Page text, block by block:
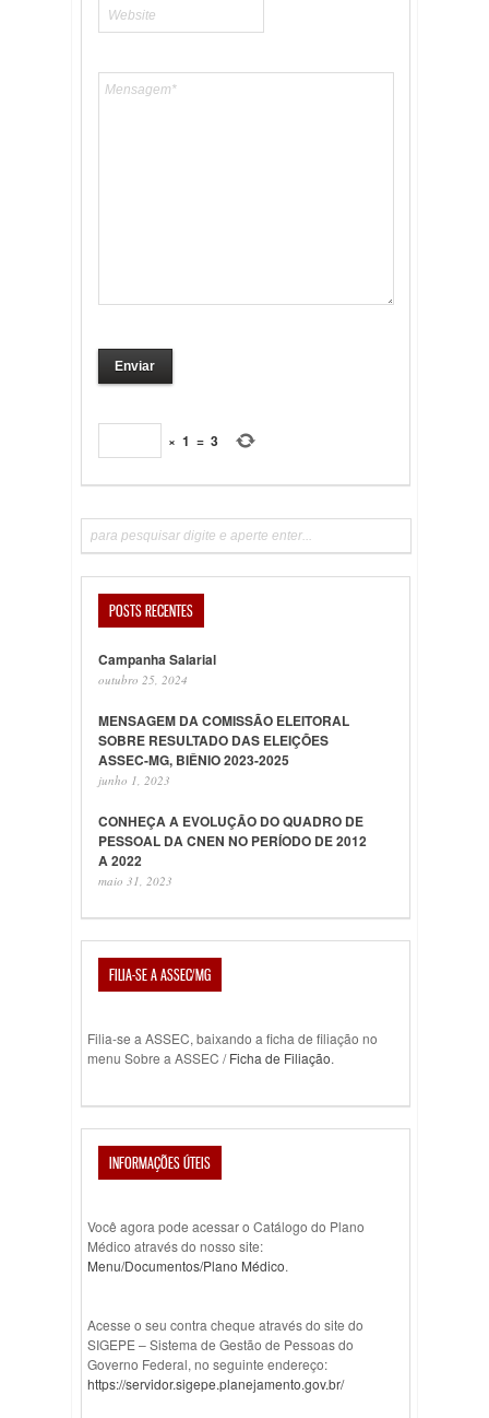
× 1 = 3
POSTS RECENTES
Campanha Salarial
outubro 25, 2024
MENSAGEM DA COMISSÃO ELEITORAL
SOBRE RESULTADO DAS ELEIÇÕES
ASSEC-MG, BIÊNIO 2023-2025
junho 1, 2023
CONHEÇA A EVOLUÇÃO DO QUADRO DE
PESSOAL DA CNEN NO PERÍODO DE 2012
A 2022
maio 31, 2023
FILIA-SE A ASSEC/MG
Filia-se a ASSEC, baixando a ficha de filiação no
menu Sobre a ASSEC /Ficha de Filiação.
INFORMAÇÕES ÚTEIS
Você agora pode acessar o Catálogo do Plano
Médico através do nosso site:
Menu/Documentos/Plano Médico.
Acesse o seu contra cheque através do site do
SIGEPE – Sistema de Gestão de Pessoas do
Governo Federal, no seguinte endereço:
https://servidor.sigepe.planejamento.gov.br/